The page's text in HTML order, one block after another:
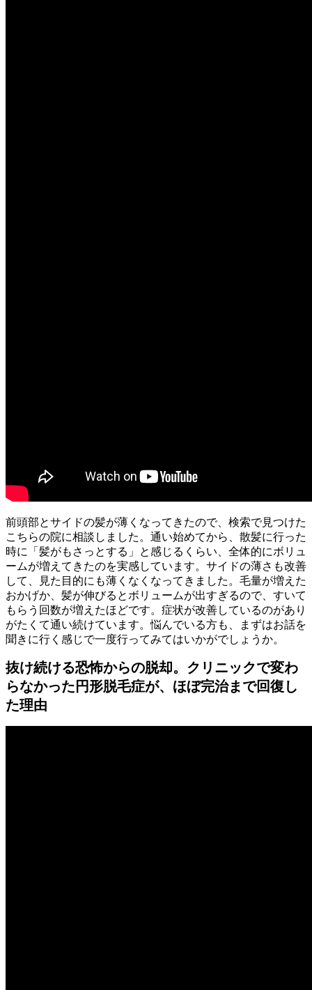
前頭部とサイドの髪が薄くなってきたので、検索で見つけた
こちらの院に相談しました。通い始めてから、散髪に行った
時に「髪がもさっとする」と感じるくらい、全体的にボリュ
ームが増えてきたのを実感しています。サイドの薄さも改善
して、見た目的にも薄くなくなってきました。毛量が増えた
おかげか、髪が伸びるとボリュームが出すぎるので、すいて
もらう回数が増えたほどです。症状が改善しているのがあり
がたくて通い続けています。悩んでいる方も、まずはお話を
聞きに行く感じで一度行ってみてはいかがでしょうか。
抜け続ける恐怖からの脱却。クリニックで変わ
らなかった円形脱毛症が、ほぼ完治まで回復し
た理由